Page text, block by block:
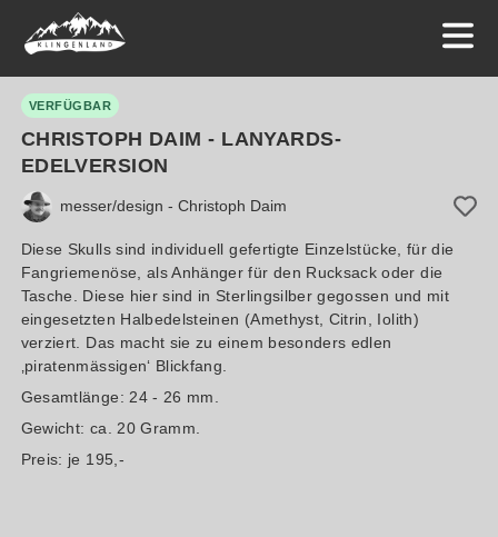
CHRISTOPH DAIM - LANYARDS-
EDELVERSION
VERFÜGBAR
messer/design - Christoph Daim
Diese Skulls sind individuell gefertigte Einzelstücke, für die
Fangriemenöse, als Anhänger für den Rucksack oder die
Tasche. Diese hier sind in Sterlingsilber gegossen und mit
eingesetzten Halbedelsteinen (Amethyst, Citrin, Iolith)
verziert. Das macht sie zu einem besonders edlen
‚piratenmässigen‘ Blickfang.
Gesamtlänge: 24 - 26 mm.
Gewicht: ca. 20 Gramm.
Preis: je 195,-